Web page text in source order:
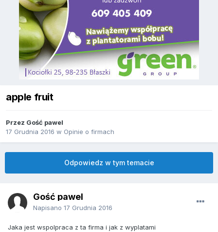
apple fruit
Przez Gość pawel
17 Grudnia 2016 w Opinie o firmach
Odpowiedz w tym temacie
Gość pawel
Napisano 17 Grudnia 2016
Jaka jest wspolpraca z ta firma i jak z wyplatami